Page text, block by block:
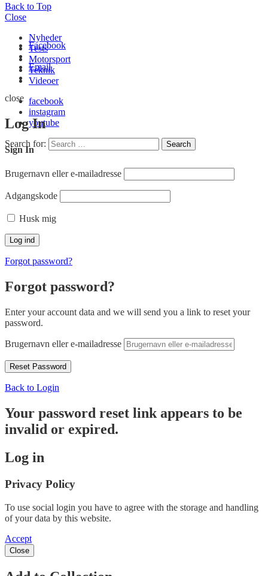
Back to Top
Close
Nyheder
Tests
Motorsport
Teknik
Videoer
facebook
instagram
youtube
Search for: Search
Facebook
Email
close
Log In
Sign In
Brugernavn eller e-mailadresse
Adgangskode
Husk mig
Forgot password?
Forgot password?
Enter your account data and we will send you a link to reset your
password.
Brugernavn eller e-mailadresse
Back to Login
Your password reset link appears to be
invalid or expired.
Log in
Privacy Policy
To use social login you have to agree with the storage and handling
of your data by this website.
Accept
Close